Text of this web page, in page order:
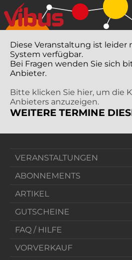
Springe
zum
Hauptinhalt
Diese Veranstaltung ist leider
System verfügbar.
Bei Fragen wenden Sie sich
Anbieter.
Bitte klicken Sie hier, um die
Anbieters anzuzeigen.
WEITERE TERMINE
VERANSTALTUNGEN
ABONNEMENTS
ARTIKEL
GUTSCHEINE
FAQ / HILFE
VORVERKAUF